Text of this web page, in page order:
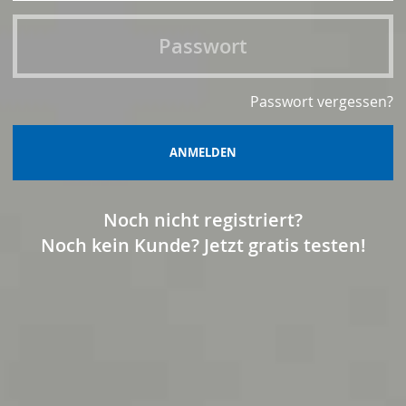
Passwort vergessen?
ANMELDEN
Noch nicht registriert?
Noch kein Kunde? Jetzt gratis testen!